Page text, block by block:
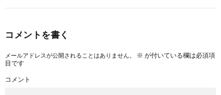
コメントを書く
メールアドレスが公開されることはありません。 ※ が付いている欄は必須項
目です
コメント